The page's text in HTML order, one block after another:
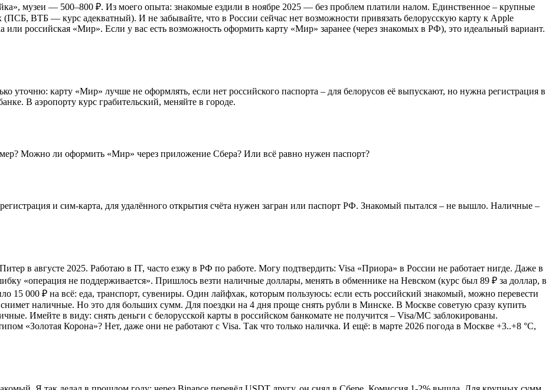
музеи — 500–800 ₽. Из моего опыта: знакомые ездили в ноябре 2025 — без проблем платили налом. Единственное – крупные
ВТБ — курс адекватный). И не забывайте, что в России сейчас нет возможности привязать белорусскую карту к Apple
российская «Мир». Если у вас есть возможность оформить карту «Мир» заранее (через знакомых в РФ), это идеальный вариант.
уточню: карту «Мир» лучше не оформлять, если нет российского паспорта – для белорусов её выпускают, но нужна регистрация в
В аэропорту курс грабительский, меняйте в городе.
Можно ли оформить «Мир» через приложение Сбера? Или всё равно нужен паспорт?
и сим-карта, для удалённого открытия счёта нужен загран или паспорт РФ. Знакомый пытался – не вышло. Наличные –
в августе 2025. Работаю в IT, часто езжу в РФ по работе. Могу подтвердить: Visa «Приора» в России не работает нигде. Даже в
«операция не поддерживается». Пришлось везти наличные доллары, менять в обменнике на Невском (курс был 89 ₽ за доллар, в
15 000 ₽ на всё: еда, транспорт, сувениры. Один лайфхак, которым пользуюсь: если есть российский знакомый, можно перевести
наличные. Но это для больших сумм. Для поездки на 4 дня проще снять рубли в Минске. В Москве советую сразу купить
Имейте в виду: снять деньги с белорусской карты в российском банкомате не получится – Visa/MC заблокированы.
«Золотая Корона»? Нет, даже они не работают с Visa. Так что только наличка. И ещё: в марте 2026 погода в Москве +3..+8 °C,